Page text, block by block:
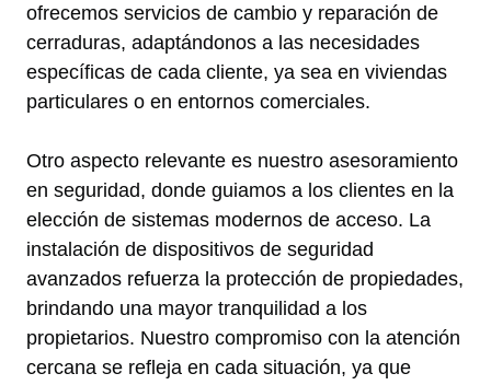
ofrecemos servicios de cambio y reparación de
cerraduras, adaptándonos a las necesidades
específicas de cada cliente, ya sea en viviendas
particulares o en entornos comerciales.
Otro aspecto relevante es nuestro asesoramiento
en seguridad, donde guiamos a los clientes en la
elección de sistemas modernos de acceso. La
instalación de dispositivos de seguridad
avanzados refuerza la protección de propiedades,
brindando una mayor tranquilidad a los
propietarios. Nuestro compromiso con la atención
cercana se refleja en cada situación, ya que